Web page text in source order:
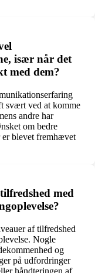
især når det
med dem?
svært ved at komme
andre har
om bedre
blevet fremhævet
med
af tilfredshed
Nogle
og
på udfordringer